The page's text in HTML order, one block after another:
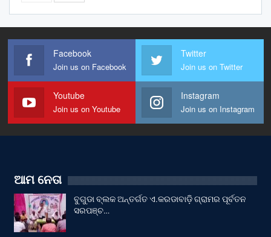
Facebook
Join us on Facebook
Twitter
Join us on Twitter
Youtube
Join us on Youtube
Instagram
Join us on Instagram
ଆମ ନେତା
ବୁଗୁଡା ବ୍ଲକ ଅନ୍ତର୍ଗତ ଏ.କରଡାବାଡ଼ି ଗ୍ରାମର ପୂର୍ବତନ
ସରପଞ୍ଚ…